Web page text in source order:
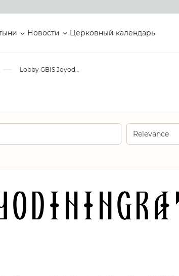
Новости Церковный календарь
Lobby GBIS Joyodiningratan